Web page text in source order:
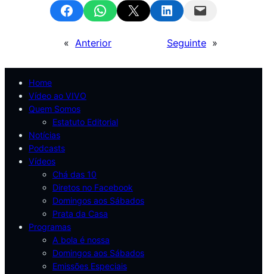
Share on FacebookShare on WhatsApp
Email this Page Share on LinkedInEmail this Page
« Anterior Seguinte »
Home
Vídeo ao VIVO
Quem Somos
Estatuto Editorial
Notícias
Podcasts
Vídeos
Chá das 10
Diretos no Facebook
Domingos aos Sábados
Prata da Casa
Programas
A bola é nossa
Domingos aos Sábados
Emissões Especiais